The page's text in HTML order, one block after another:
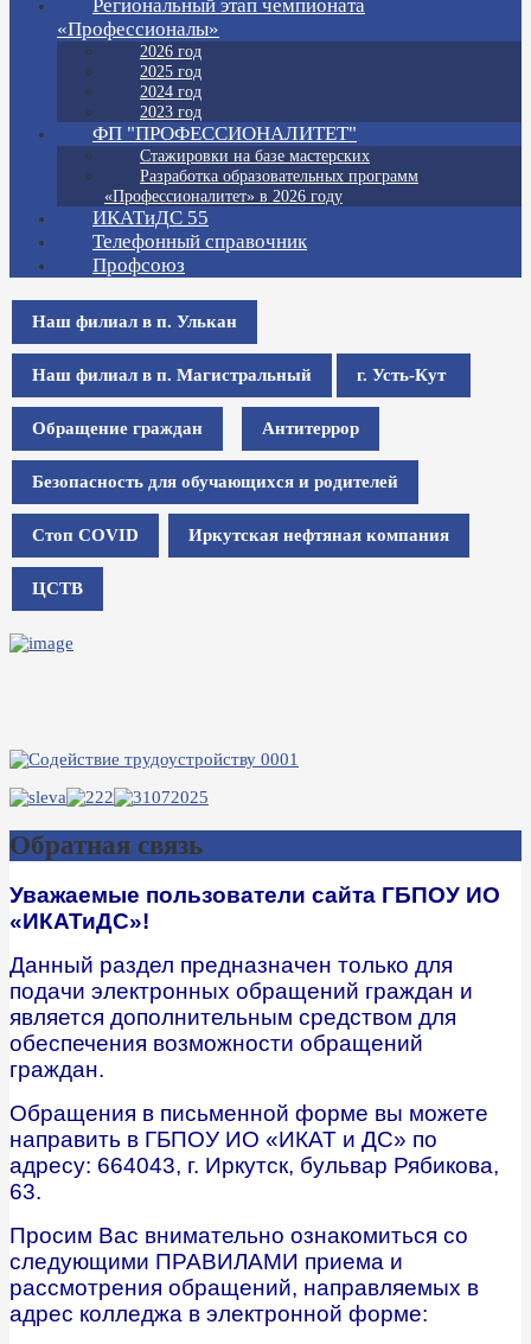
Региональный этап чемпионата
«Профессионалы»
2026 год
2025 год
2024 год
2023 год
ФП "ПРОФЕССИОНАЛИТЕТ"
Стажировки на базе мастерских
Разработка образовательных программ
«Профессионалитет» в 2026 году
ИКАТиДС 55
Телефонный справочник
Профсоюз
Наш филиал в п. Улькан
Наш филиал в п. Магистральный г. Усть-Кут
Обращение граждан Антитеррор
Безопасность для обучающихся и родителей
Стоп COVID Иркутская нефтяная компания
ЦСТВ
Обратная связь
Уважаемые пользователи сайта ГБПОУ ИО
«ИКАТиДС»!
Данный раздел предназначен только для
подачи электронных обращений граждан и
является дополнительным средством для
обеспечения возможности обращений
граждан.
Обращения в письменной форме вы можете
направить в ГБПОУ ИО «ИКАТ и ДС» по
адресу: 664043, г. Иркутск, бульвар Рябикова,
63.
Просим Вас внимательно ознакомиться со
следующими ПРАВИЛАМИ приема и
рассмотрения обращений, направляемых в
адрес колледжа в электронной форме: